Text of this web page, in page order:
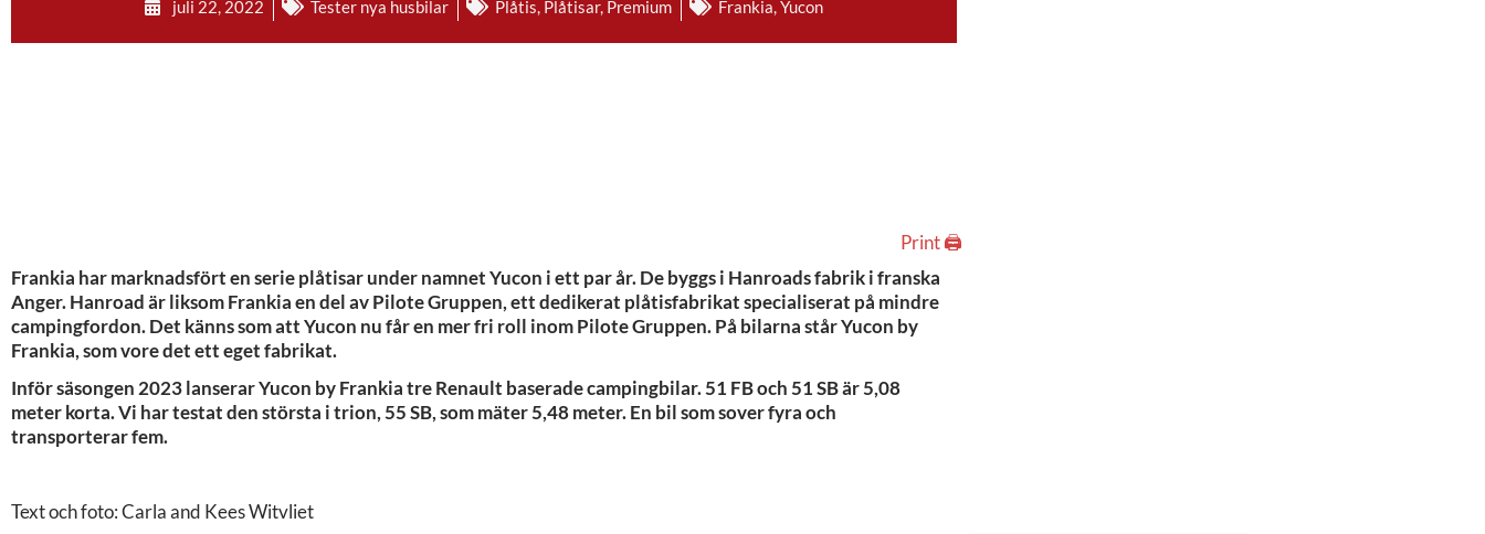
juli 22, 2022 Tester nya husbilar Plåtis, Plåtisar, Premium Frankia,Yucon
Print 🖨
Frankia har marknadsfört en serie plåtisar under namnet Yucon i ett par år. De byggs i Hanroads fabrik i franska
Anger. Hanroad är liksom Frankia en del av Pilote Gruppen, ett dedikerat plåtisfabrikat specialiserat på mindre
campingfordon. Det känns som att Yucon nu får en mer fri roll inom Pilote Gruppen. På bilarna står Yucon by
Frankia, som vore det ett eget fabrikat.
Inför säsongen 2023 lanserar Yucon by Frankia tre Renault baserade campingbilar. 51 FB och 51 SB är 5,08
meter korta. Vi har testat den största i trion, 55 SB, som mäter 5,48 meter. En bil som sover fyra och
transporterar fem.
Text och foto: Carla and Kees Witvliet